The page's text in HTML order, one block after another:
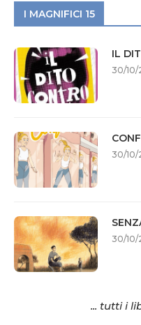
I MAGNIFICI 15
IL
30/10/
30/10/
30/10/
... tutti i